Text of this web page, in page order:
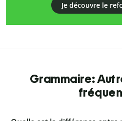
Je découvre le
Grammaire: